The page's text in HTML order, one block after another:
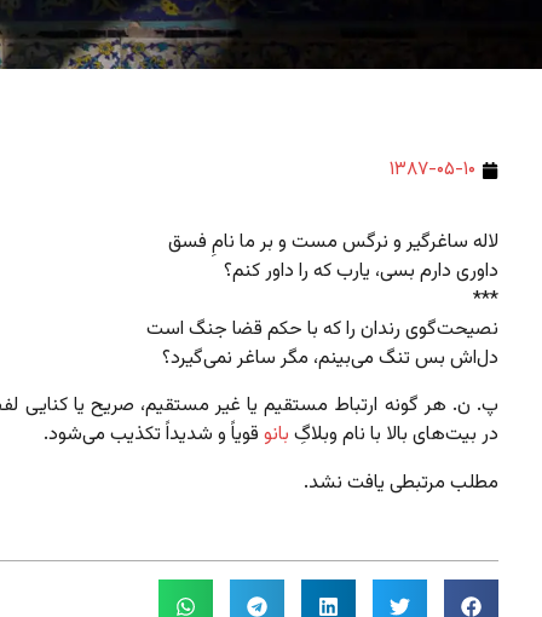
۱۳۸۷-۰۵-۱۰
لاله ساغرگیر و نرگس مست و بر ما نامِ فسق
داوری دارم بسی، یارب که را داور کنم؟
***
نصیحت‌گوی رندان را که با حکم قضا جنگ است
دل‌اش بس تنگ می‌بینم، مگر ساغر نمی‌گیرد؟
پ. ن. هر گونه ارتباط مستقیم یا غیر مستقیم، صریح یا کنایی
در بیت‌های بالا با نام وبلاگِ بانو قویاً و شدیداً تکذیب می‌شود.
مطلب مرتبطی یافت نشد.